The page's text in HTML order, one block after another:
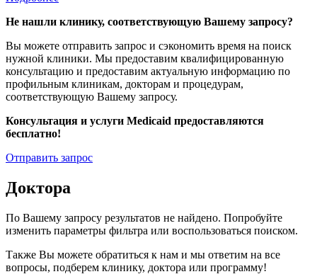
Не нашли клинику, соответствующую Вашему запросу?
Вы можете отправить запрос и сэкономить время на поиск
нужной клиники. Мы предоставим квалифицированную
консультацию и предоставим актуальную информацию по
профильным клиникам, докторам и процедурам,
соответствующую Вашему запросу.
Консультация и услуги Medicaid предоставляются
бесплатно!
Отправить запрос
Доктора
По Вашему запросу результатов не найдено. Попробуйте
изменить параметры фильтра или воспользоваться поиском.
Также Вы можете обратиться к нам и мы ответим на все
вопросы, подберем клинику, доктора или программу!